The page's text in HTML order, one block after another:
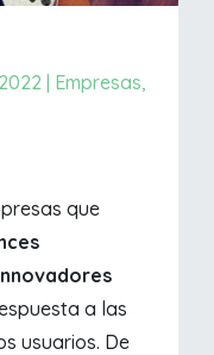
| Empresas
que
a las
usuarios. De